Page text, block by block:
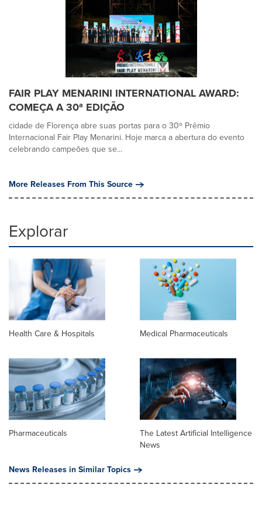
FAIR PLAY MENARINI INTERNATIONAL AWARD:
COMEÇA A 30ª EDIÇÃO
cidade de Florença abre suas portas para o 30º Prêmio
Internacional Fair Play Menarini. Hoje marca a abertura do evento
celebrando campeões que se...
More Releases From This Source
Explorar
Health Care & Hospitals Medical Pharmaceuticals
Pharmaceuticals
The Latest Artificial Intelligence
News
News Releases in Similar Topics